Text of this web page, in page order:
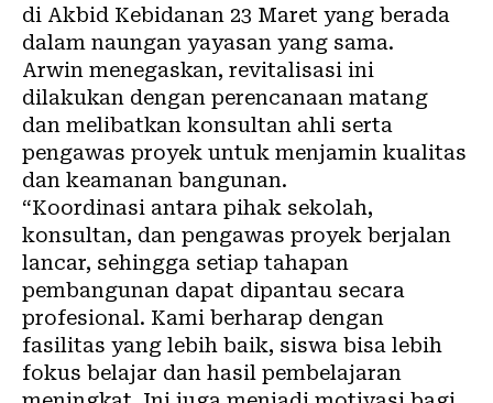
di Akbid Kebidanan 23 Maret yang berada
dalam naungan yayasan yang sama.
Arwin menegaskan, revitalisasi ini
dilakukan dengan perencanaan matang
dan melibatkan konsultan ahli serta
pengawas proyek untuk menjamin kualitas
dan keamanan bangunan.
“Koordinasi antara pihak sekolah,
konsultan, dan pengawas proyek berjalan
lancar, sehingga setiap tahapan
pembangunan dapat dipantau secara
profesional. Kami berharap dengan
fasilitas yang lebih baik, siswa bisa lebih
fokus belajar dan hasil pembelajaran